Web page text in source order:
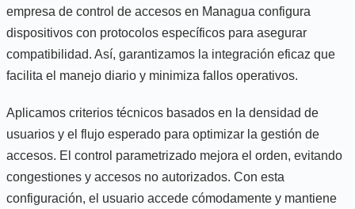
empresa de control de accesos en Managua configura
dispositivos con protocolos específicos para asegurar
compatibilidad. Así, garantizamos la integración eficaz que
facilita el manejo diario y minimiza fallos operativos.
Aplicamos criterios técnicos basados en la densidad de
usuarios y el flujo esperado para optimizar la gestión de
accesos. El control parametrizado mejora el orden, evitando
congestiones y accesos no autorizados. Con esta
configuración, el usuario accede cómodamente y mantiene